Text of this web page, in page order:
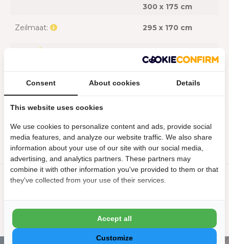
300 x 175 cm
Zeilmaat: 295 x 170 cm
Garantie: 3 maanden
Kleur: Blauw
Snelle levering
Compleet assortiment voor de zomer
Consent About cookies Details
This website uses cookies
We use cookies to personalize content and ads, provide social
media features, and analyze our website traffic. We also share
information about your use of our site with our social media,
advertising, and analytics partners. These partners may
combine it with other information you've provided to them or that
they've collected from your use of their services.
Customize
Accept all